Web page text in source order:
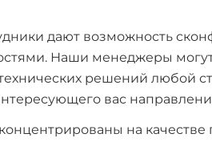
дают возможность
Наши менеджеры могут
решений любой
вас
на качестве